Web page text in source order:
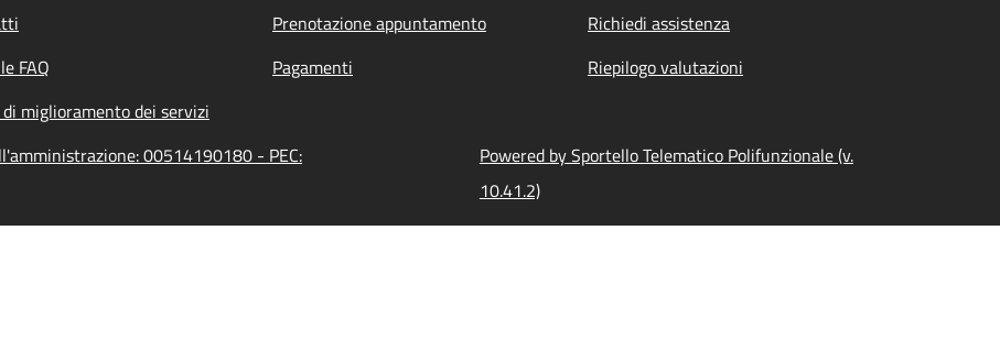
Prenotazione appuntamento
Richiedi assistenza
FAQ Pagamenti
Riepilogo valutazioni
di miglioramento dei servizi
00514190180 - PEC:
Powered by Sportello Telematico Polifunzionale (v.
10.41.2)